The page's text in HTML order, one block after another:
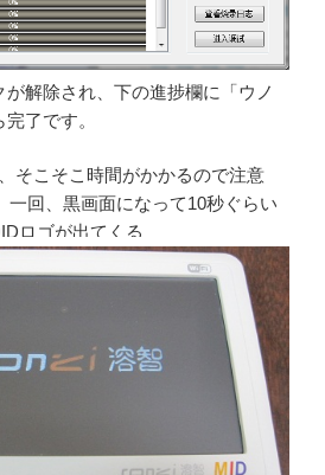
解除され、下の進捗欄に「ウノ
了です。
そこそこ時間がかかるので注意
一回、黒画面になって10秒ぐらい
ロゴが出てくる